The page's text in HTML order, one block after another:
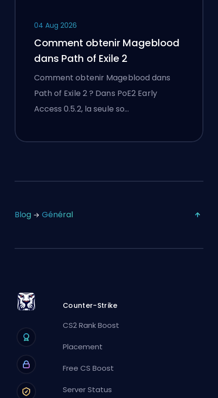
04 Aug 2026
Comment obtenir Mageblood
dans Path of Exile 2
Comment obtenir Mageblood dans
Path of Exile 2 ? Dans PoE2 Early
Access 0.5.2, la seule so…
Blog Général
Counter-Strike
CS2 Rank Boost
Placement
Free CS Boost
Server Status